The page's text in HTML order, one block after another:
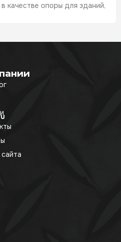
качестве опоры для зданий,